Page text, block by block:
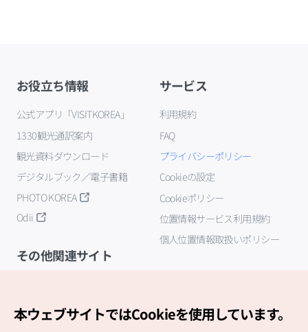
お役立ち情報
公式アプリ「VISITKOREA」
1330観光通訳案内
観光資料ダウンロード
デジタルブック／電子書籍
PHOTO KOREA
Odii
サービス
利用規約
FAQ
プライバシーポリシー
Cookieの設定
Cookieポリシー
位置情報サービス利用規約
個人位置情報取扱いポリシー
その他関連サイト
本ウェブサイトではCookieを使用しています。